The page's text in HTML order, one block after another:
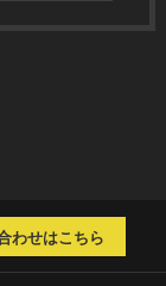
わせはこちら